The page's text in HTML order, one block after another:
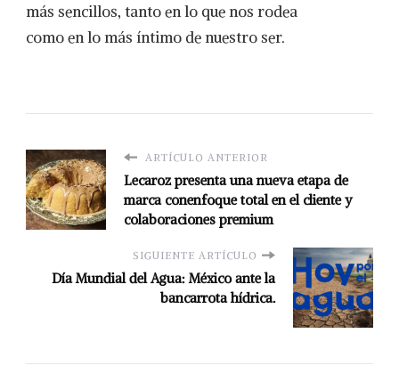
más sencillos, tanto en lo que nos rodea
como en lo más íntimo de nuestro ser.
ARTÍCULO ANTERIOR
Lecaroz presenta una nueva etapa de
marca conenfoque total en el cliente y
colaboraciones premium
SIGUIENTE ARTÍCULO
Día Mundial del Agua: México ante la
bancarrota hídrica.